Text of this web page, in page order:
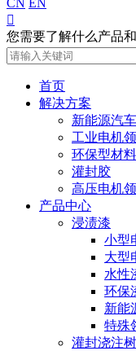

您需要了解什么产品
首页
解决方案
新能源汽
工业电机
环保型材料
灌封胶
高压电机
产品中心
浸渍漆
小型
大型
水性
环保
新能
特殊
灌封浇注